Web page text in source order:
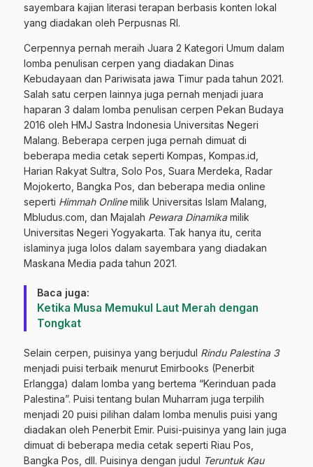
sayembara kajian literasi terapan berbasis konten lokal
yang diadakan oleh Perpusnas RI.
Cerpennya pernah meraih Juara 2 Kategori Umum dalam
lomba penulisan cerpen yang diadakan Dinas
Kebudayaan dan Pariwisata jawa Timur pada tahun 2021.
Salah satu cerpen lainnya juga pernah menjadi juara
haparan 3 dalam lomba penulisan cerpen Pekan Budaya
2016 oleh HMJ Sastra Indonesia Universitas Negeri
Malang. Beberapa cerpen juga pernah dimuat di
beberapa media cetak seperti Kompas, Kompas.id,
Harian Rakyat Sultra, Solo Pos, Suara Merdeka, Radar
Mojokerto, Bangka Pos, dan beberapa media online
seperti Himmah Onlinemilik Universitas Islam Malang,
Mbludus.com, dan Majalah Pewara Dinamikamilik
Universitas Negeri Yogyakarta. Tak hanya itu, cerita
islaminya juga lolos dalam sayembara yang diadakan
Maskana Media pada tahun 2021.
Baca juga:
Ketika Musa Memukul Laut Merah dengan
Tongkat
Selain cerpen, puisinya yang berjudul Rindu Palestina 3
menjadi puisi terbaik menurut Emirbooks (Penerbit
Erlangga) dalam lomba yang bertema “Kerinduan pada
Palestina”. Puisi tentang bulan Muharram juga terpilih
menjadi 20 puisi pilihan dalam lomba menulis puisi yang
diadakan oleh Penerbit Emir. Puisi-puisinya yang lain juga
dimuat di beberapa media cetak seperti Riau Pos,
Bangka Pos, dll. Puisinya dengan judul Teruntuk Kau